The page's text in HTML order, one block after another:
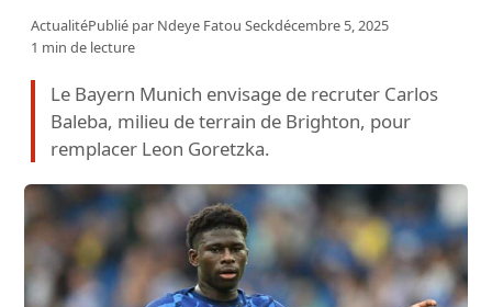
ActualitéPublié par Ndeye Fatou Seckdécembre 5, 2025
1 min de lecture
Le Bayern Munich envisage de recruter Carlos
Baleba, milieu de terrain de Brighton, pour
remplacer Leon Goretzka.